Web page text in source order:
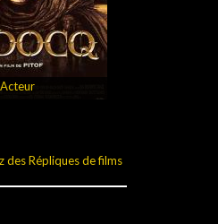
Acteur
des Répliques de films